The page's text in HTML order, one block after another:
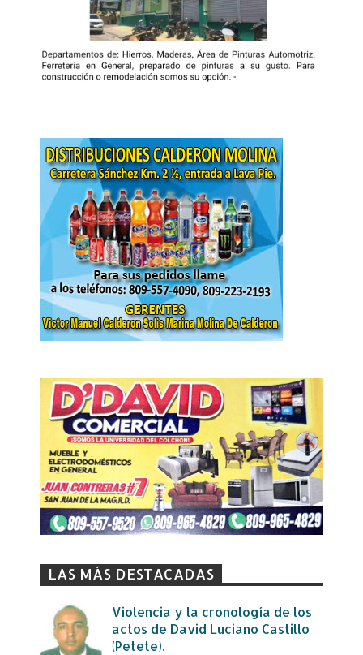
LAS MÁS DESTACADAS
Violencia y la cronología de los
actos de David Luciano Castillo
(Petete).